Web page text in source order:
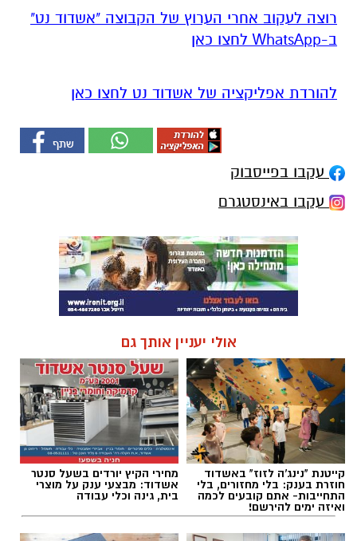
רוצה לעקוב אחרי הערוץ של הקבוצה "אשדוד נט"
ב-WhatsApp לחצו כאן
להורדת אפליקציה של אשדוד נט לחצו כאן
עקבו בפייסבוק
עקבו באינסטגרם
אולי יעניין אותך גם
קייטנת "נינג'ה לזוז" באשדוד
חוזרת בענק: בלי מחזורים, בלי
התחייבות- אתם קובעים לכמה
ואיזה ימים להירשם!
מחירי הקיץ יורדים בשעל סנטר
אשדוד: מבצעי ענק על מוצרי
בית, גינה וכלי עבודה